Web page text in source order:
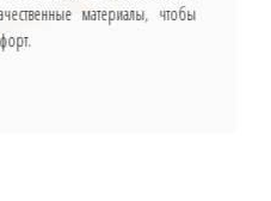
материалы, чтобы